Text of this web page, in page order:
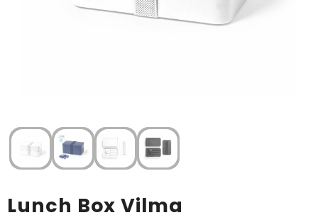
Wijn, bier en proeverij
Zomerpakketten
Lunch Box Vilma